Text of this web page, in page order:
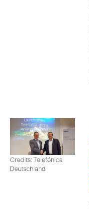
Credits: Telefónica
Deutschland